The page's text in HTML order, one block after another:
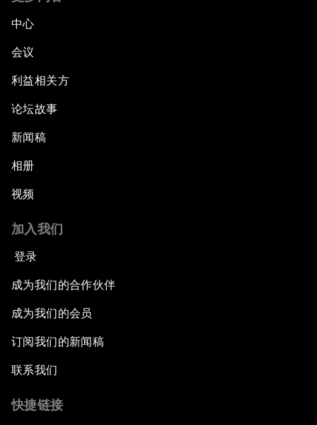
中心
会议
利益相关方
论坛故事
新闻稿
相册
视频
加入我们
登录
成为我们的合作伙伴
成为我们的会员
订阅我们的新闻稿
联系我们
快捷链接